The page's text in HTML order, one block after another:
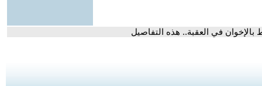
في العقبة.. هذه التفاصيل